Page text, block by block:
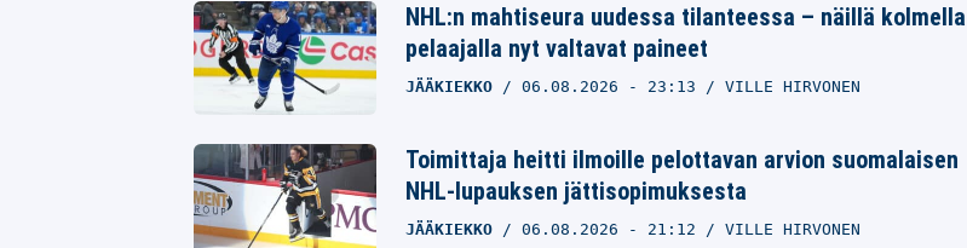
Whatsapp
NHL:n mahtiseura uudessa tilanteessa – näillä kolmella
pelaajalla nyt valtavat paineet
JÄÄKIEKKO 06.08.2026 - 23:13 VILLE HIRVONEN
Toimittaja heitti ilmoille pelottavan arvion suomalaisen
NHL-lupauksen jättisopimuksesta
JÄÄKIEKKO 06.08.2026 - 21:12 VILLE HIRVONEN